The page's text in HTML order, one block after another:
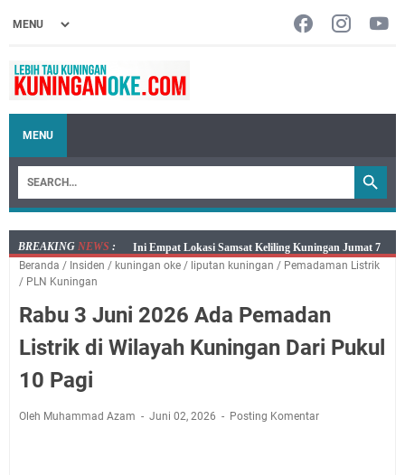
MENU
BREAKING NEWS :
Jumat 7 Agustus 2026 Mobil SIM Keliling Ada di
Kecamatan Sindangagung
Dicabut Dari Hidupmu, Kamu Akan Tetap Berjalan
Kelaparan Meskipun Memiliki Sekarung Penuh Uang
Salat Lima Waktu itu Bukan Cuma Kewajiban, Tapi
Beranda / Insiden / kuningan oke / liputan kuningan / Pemadaman Listrik
/ PLN Kuningan
Rabu 3 Juni 2026 Ada Pemadan
Listrik di Wilayah Kuningan Dari Pukul
10 Pagi
Oleh Muhammad Azam Juni 02, 2026 Posting Komentar